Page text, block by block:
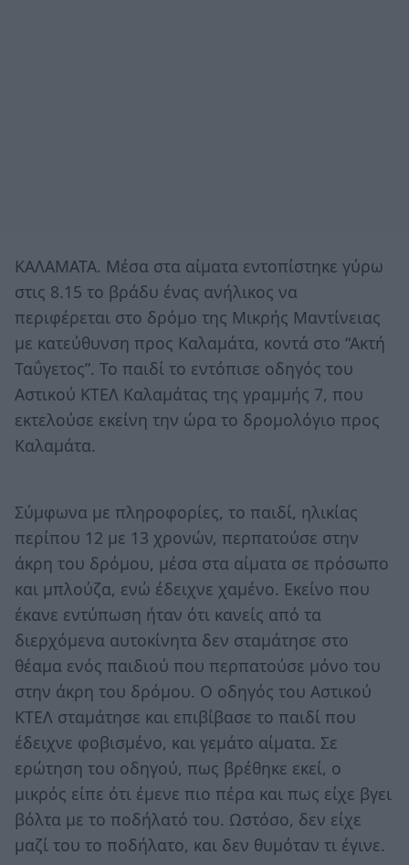
ΚΑΛΑΜΑΤΑ. Μέσα στα αίματα εντοπίστηκε γύρω
στις 8.15 το βράδυ ένας ανήλικος να
περιφέρεται στο δρόμο της Μικρής Μαντίνειας
με κατεύθυνση προς Καλαμάτα, κοντά στο “Ακτή
Ταΰγετος”. Το παιδί το εντόπισε οδηγός του
Αστικού ΚΤΕΛ Καλαμάτας της γραμμής 7, που
εκτελούσε εκείνη την ώρα το δρομολόγιο προς
Καλαμάτα.
Σύμφωνα με πληροφορίες, το παιδί, ηλικίας
περίπου 12 με 13 χρονών, περπατούσε στην
άκρη του δρόμου, μέσα στα αίματα σε πρόσωπο
και μπλούζα, ενώ έδειχνε χαμένο. Εκείνο που
έκανε εντύπωση ήταν ότι κανείς από τα
διερχόμενα αυτοκίνητα δεν σταμάτησε στο
θέαμα ενός παιδιού που περπατούσε μόνο του
στην άκρη του δρόμου. Ο οδηγός του Αστικού
ΚΤΕΛ σταμάτησε και επιβίβασε το παιδί που
έδειχνε φοβισμένο, και γεμάτο αίματα. Σε
ερώτηση του οδηγού, πως βρέθηκε εκεί, ο
μικρός είπε ότι έμενε πιο πέρα και πως είχε βγει
βόλτα με το ποδήλατό του. Ωστόσο, δεν είχε
μαζί του το ποδήλατο, και δεν θυμόταν τι έγινε.